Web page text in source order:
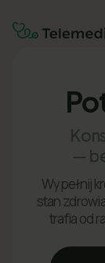
—
Wypełnij
stan
trafia od